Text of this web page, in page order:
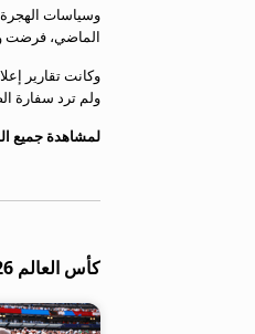
الماضي، فرضت
ولم ترد سفارة
لمشاهدة جميع
كأس العالم FIFA 2026™